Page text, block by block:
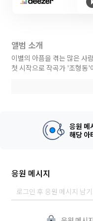
앨범 소개
이별의 아픔을 겪는 많은 사
첫 시작으로 작곡가 '조형동'
갑작스러운 이별에 마음이
그 사랑 꾹 눌러 담아 가슴에
이 시간을 함께 한 사람이,
이별에 아픔을 느끼는 많은
응원 메
해당 아
응원 메시지